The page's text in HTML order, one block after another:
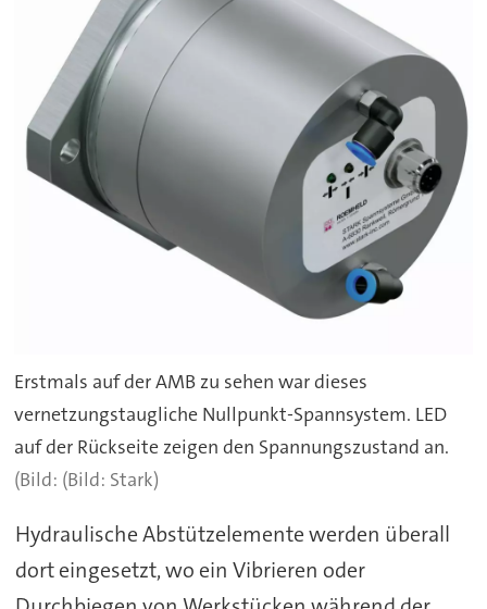
Erstmals auf der AMB zu sehen war dieses
vernetzungstaugliche Nullpunkt-Spannsystem. LED
auf der Rückseite zeigen den Spannungszustand an.
(Bild: Stark)
Hydraulische Abstützelemente werden überall
dort eingesetzt, wo ein Vibrieren oder